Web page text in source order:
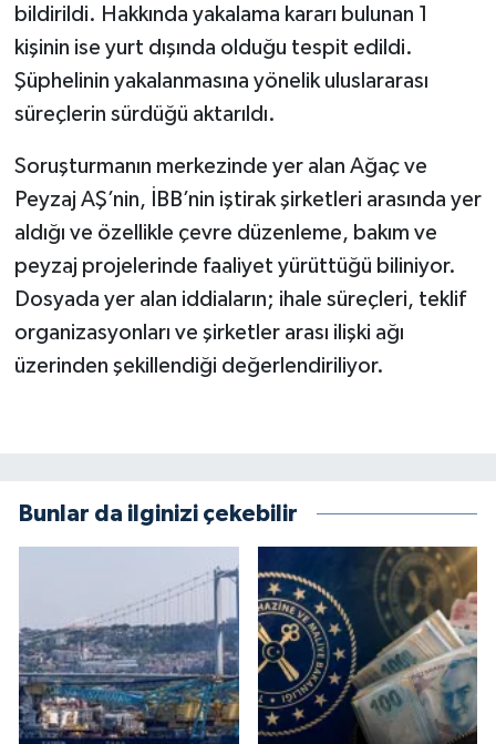
bildirildi. Hakkında yakalama kararı bulunan 1
kişinin ise yurt dışında olduğu tespit edildi.
Şüphelinin yakalanmasına yönelik uluslararası
süreçlerin sürdüğü aktarıldı.
Soruşturmanın merkezinde yer alan Ağaç ve
Peyzaj AŞ’nin, İBB’nin iştirak şirketleri arasında yer
aldığı ve özellikle çevre düzenleme, bakım ve
peyzaj projelerinde faaliyet yürüttüğü biliniyor.
Dosyada yer alan iddiaların; ihale süreçleri, teklif
organizasyonları ve şirketler arası ilişki ağı
üzerinden şekillendiği değerlendiriliyor.
Bunlar da ilginizi çekebilir